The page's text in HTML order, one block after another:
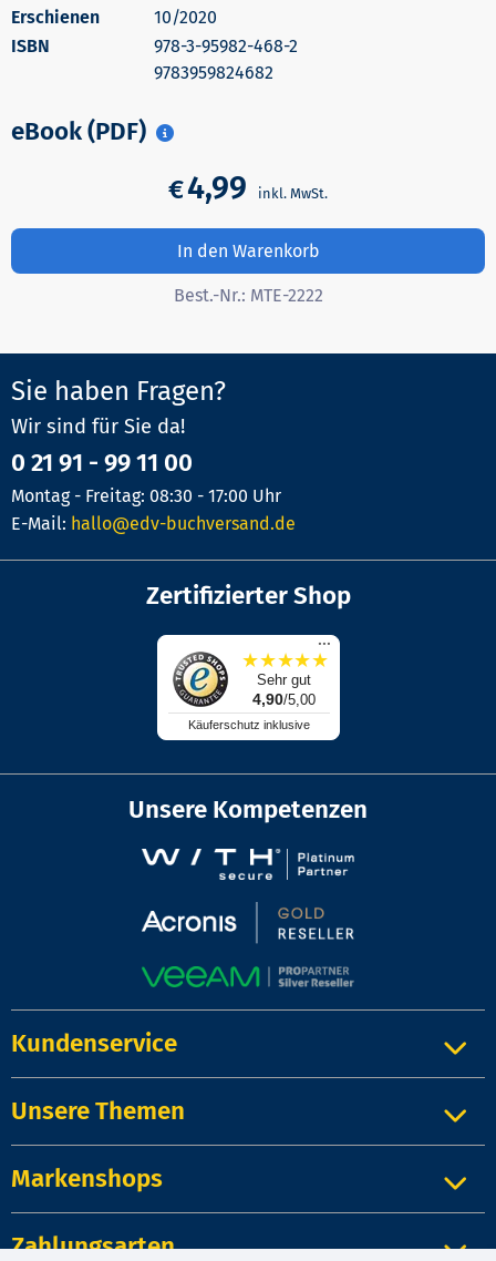
Erschienen
10/2020
978-3-95982-468-2
9783959824682
eBook (PDF)
€4,99
In den Warenkorb
Best.-Nr.: MTE-2222
Sie haben Fragen?
Wir sind für Sie da!
0 21 91 - 99 11 00
Montag - Freitag: 08:30 - 17:00 Uhr
E-Mail: hallo@edv-buchversand.de
Zertifizierter Shop
...
★★★★★
Sehr gut
4,90/5,00
Käuferschutz inklusive
Unsere Kompetenzen
Kundenservice
Unsere Themen
Markenshops
Zahlungsarten